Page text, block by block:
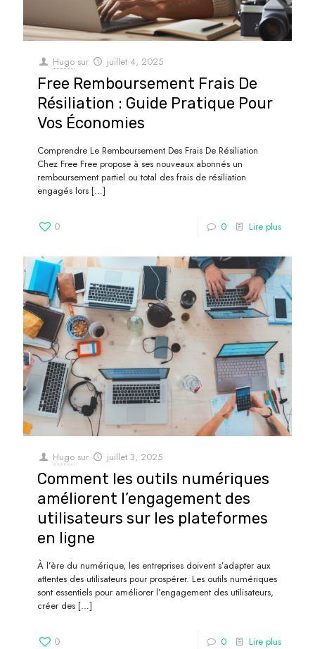
Hugo sur juillet 4, 2025
Free Remboursement Frais De
Résiliation : Guide Pratique Pour
Vos Économies
Comprendre Le Remboursement Des Frais De Résiliation
Chez Free Free propose à ses nouveaux abonnés un
remboursement partiel ou total des frais de résiliation
engagés lors […]
0 0 Lire plus
Hugo sur juillet 3, 2025
Comment les outils numériques
améliorent l’engagement des
utilisateurs sur les plateformes
en ligne
À l’ère du numérique, les entreprises doivent s’adapter aux
attentes des utilisateurs pour prospérer. Les outils numériques
sont essentiels pour améliorer l’engagement des utilisateurs,
créer des […]
0 0 Lire plus